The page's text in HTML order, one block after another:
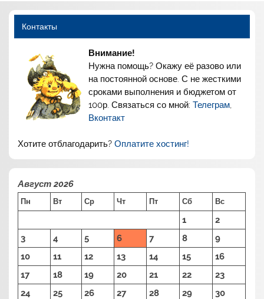
Контакты
Внимание!
Нужна помощь? Окажу её разово или
на постоянной основе. С не жесткими
сроками выполнения и бюджетом от
100р. Связаться со мной:Телеграм,
Вконтакт
Хотите отблагодарить?Оплатите хостинг!
Август 2026
Пн Вт Ср Чт Пт Сб Вс
1
2
3
4 5 6 7 8
9
10
11 12 13 14 15
16
17
18 19 20 21 22
23
24
25 26 27 28 29
30